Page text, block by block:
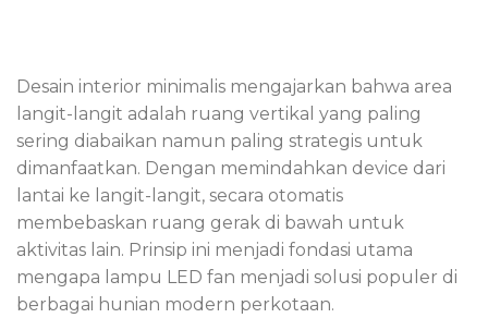
Desain interior minimalis mengajarkan bahwa area
langit-langit adalah ruang vertikal yang paling
sering diabaikan namun paling strategis untuk
dimanfaatkan. Dengan memindahkan device dari
lantai ke langit-langit, secara otomatis
membebaskan ruang gerak di bawah untuk
aktivitas lain. Prinsip ini menjadi fondasi utama
mengapa lampu LED fan menjadi solusi populer di
berbagai hunian modern perkotaan.